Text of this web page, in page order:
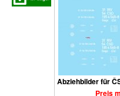
Abziehbilder für
Preis